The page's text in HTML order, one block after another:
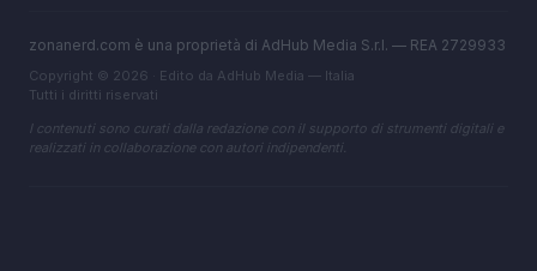
zonanerd.com è una proprietà di AdHub Media S.r.l. — REA 2729933
Copyright © 2026 · Edito da AdHub Media — Italia
Tutti i diritti riservati
I contenuti sono curati dalla redazione con il supporto di strumenti digitali e
realizzati in collaborazione con autori indipendenti.